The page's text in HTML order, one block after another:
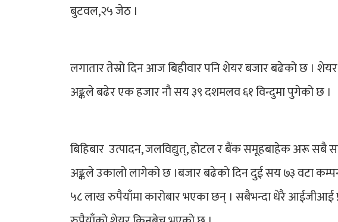
बुटवल,२५ जेठ ।
लगातार तेस्रो दिन आज बिहीवार पनि शेयर बजार बढेको छ ।
अङ्कले बढेर एक हजार नौ सय ३९ दशमलव ६१ विन्दुमा पुगेको छ ।
बिहिबार उत्पादन, जलविद्युत्, होटल र बैंक समूहबाहेक अरू
अङ्कले उकालो लागेको छ ।बजार बढेकाे दिन दुई सय ७३ वटा
५८ लाख रुपैयाँमा कारोबार भएका छन् । सबैभन्दा धेरै आईजीआई